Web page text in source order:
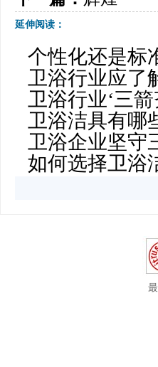
延伸阅读：
个性化还是标
卫浴行业应了
卫浴行业‘三
卫浴洁具有哪
卫浴企业坚守
如何选择卫浴